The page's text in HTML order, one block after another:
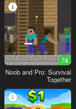
74
Noob and Pro: Survival
Together